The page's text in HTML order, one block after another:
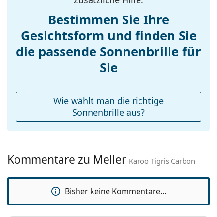
Entdecken Sie das gesamte Sortiment der
Sonnenbrillen
, um weitere Modelle beliebter Marken
zu finden.
155 g
Nasenpads:
Nein
Accessories
Weiteres
Damen
Verwendung:
Mode
Code:
Karoo Tigris Carbon
Bestimmen Sie Ihre
Gesichtsform und finden Sie
die passende Sonnenbrille für
Sie
Wie wählt man die richtige
Sonnenbrille aus?
Kommentare zu Meller Karoo Tigris Carbon
Bisher keine Kommentare...